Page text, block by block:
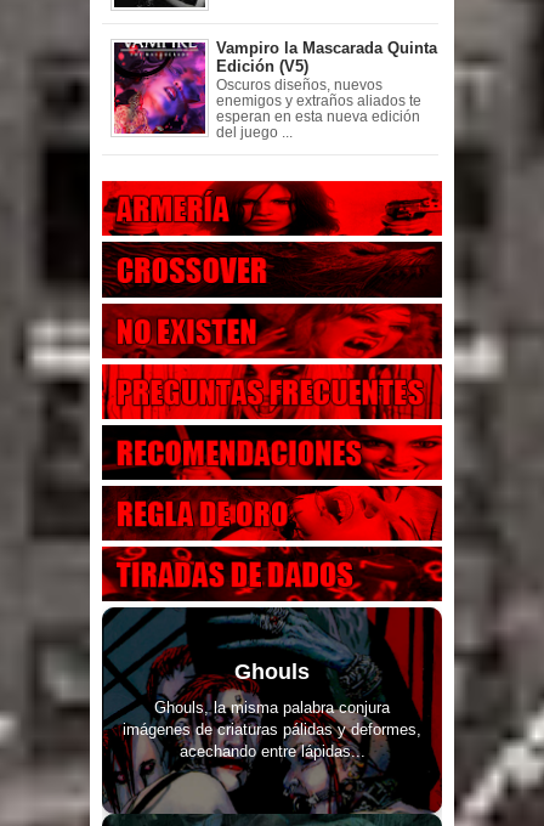
Vampiro la Mascarada Quinta
Edición (V5)
Oscuros diseños, nuevos
enemigos y extraños aliados te
esperan en esta nueva edición
del juego ...
Ghouls
Ghouls, la misma palabra conjura
imágenes de criaturas pálidas y deformes,
acechando entre lápidas...